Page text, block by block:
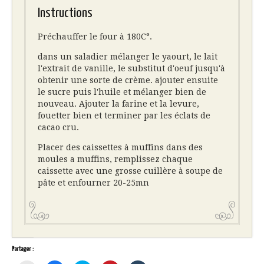
Instructions
Préchauffer le four à 180C°.
dans un saladier mélanger le yaourt, le lait
l'extrait de vanille, le substitut d'oeuf jusqu'à
obtenir une sorte de crème. ajouter ensuite
le sucre puis l'huile et mélanger bien de
nouveau. Ajouter la farine et la levure,
fouetter bien et terminer par les éclats de
cacao cru.
Placer des caissettes à muffins dans des
moules a muffins, remplissez chaque
caissette avec une grosse cuillère à soupe de
pâte et enfourner 20-25mn
Partager :